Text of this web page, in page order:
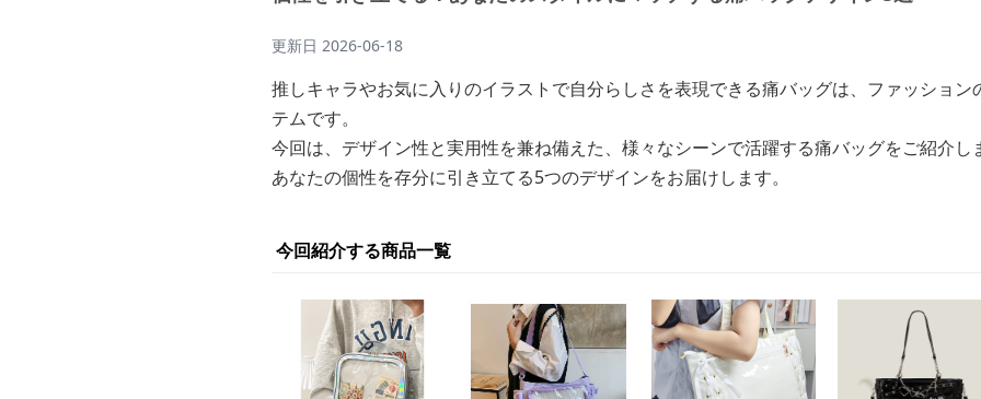
更新日 2026-06-18
推しキャラやお気に入りのイラストで自分らしさを表現できる痛バッグは、ファッション
テムです。
今回は、デザイン性と実用性を兼ね備えた、様々なシーンで活躍する痛バッグをご紹介し
あなたの個性を存分に引き立てる5つのデザインをお届けします。
今回紹介する商品一覧